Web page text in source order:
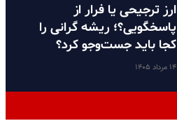
ارز ترجیحی یا فرار از
پاسخگویی؟؛ ریشه گرانی را
کجا باید جست‌وجو کرد؟
۱۴ مرداد ۱۴۰۵